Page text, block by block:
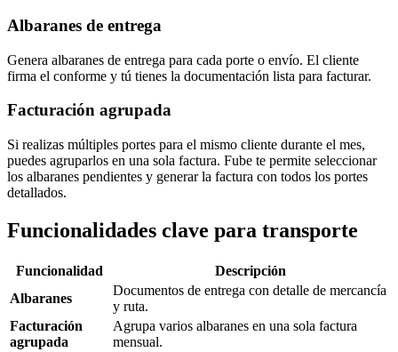
Albaranes de entrega
Genera albaranes de entrega para cada porte o envío. El cliente
firma el conforme y tú tienes la documentación lista para facturar.
Facturación agrupada
Si realizas múltiples portes para el mismo cliente durante el mes,
puedes agruparlos en una sola factura. Fube te permite seleccionar
los albaranes pendientes y generar la factura con todos los portes
detallados.
Funcionalidades clave para transporte
Funcionalidad
Descripción
Albaranes
Documentos de entrega con detalle de mercancía
y ruta.
Facturación
agrupada
Agrupa varios albaranes en una sola factura
mensual.